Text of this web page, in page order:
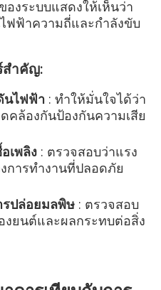
งระบบแสดงให้เห็นว่า
ฟฟ้าความถี่และกำลังขับ
สำคัญ:
นไฟฟ้า : ทำให้มั่นใจได้ว่า
คล้องกันป้องกันความเสีย
เพลิง : ตรวจสอบว่าแรง
การทำงานที่ปลอดภัย
ปล่อยมลพิษ : ตรวจสอบ
งยนต์และผลกระทบต่อสิ่ง